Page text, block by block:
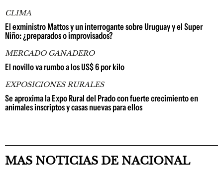
CLIMA
El exministro Mattos y un interrogante sobre Uruguay y el Super
Niño: ¿preparados o improvisados?
MERCADO GANADERO
El novillo va rumbo a los US$ 6 por kilo
EXPOSICIONES RURALES
Se aproxima la Expo Rural del Prado con fuerte crecimiento en
animales inscriptos y casas nuevas para ellos
MAS NOTICIAS DE NACIONAL